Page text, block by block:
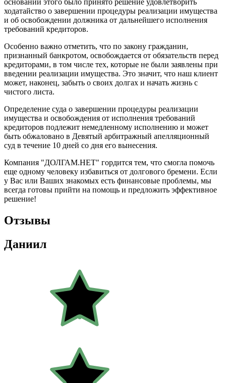
основании этого было принято решение удовлетворить
ходатайство о завершении процедуры реализации имущества
и об освобождении должника от дальнейшего исполнения
требований кредиторов.
Особенно важно отметить, что по закону гражданин,
признанный банкротом, освобождается от обязательств перед
кредиторами, в том числе тех, которые не были заявлены при
введении реализации имущества. Это значит, что наш клиент
может, наконец, забыть о своих долгах и начать жизнь с
чистого листа.
Определение суда о завершении процедуры реализации
имущества и освобождения от исполнения требований
кредиторов подлежит немедленному исполнению и может
быть обжаловано в Девятый арбитражный апелляционный
суд в течение 10 дней со дня его вынесения.
Компания "ДОЛГАМ.НЕТ" гордится тем, что смогла помочь
еще одному человеку избавиться от долгового бремени. Если
у Вас или Ваших знакомых есть финансовые проблемы, мы
всегда готовы прийти на помощь и предложить эффективное
решение!
Отзывы
Даниил